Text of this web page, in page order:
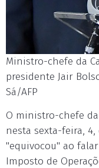
Ministro-chefe da
presidente Jair
Sá/AFP
O ministro-chefe
nesta sexta-feira,
"equivocou" ao
Imposto de